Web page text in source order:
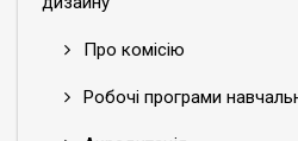
Про комісію
Робочі програми